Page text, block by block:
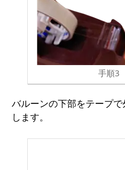
手順3
バルーンの下部をテープ
します。